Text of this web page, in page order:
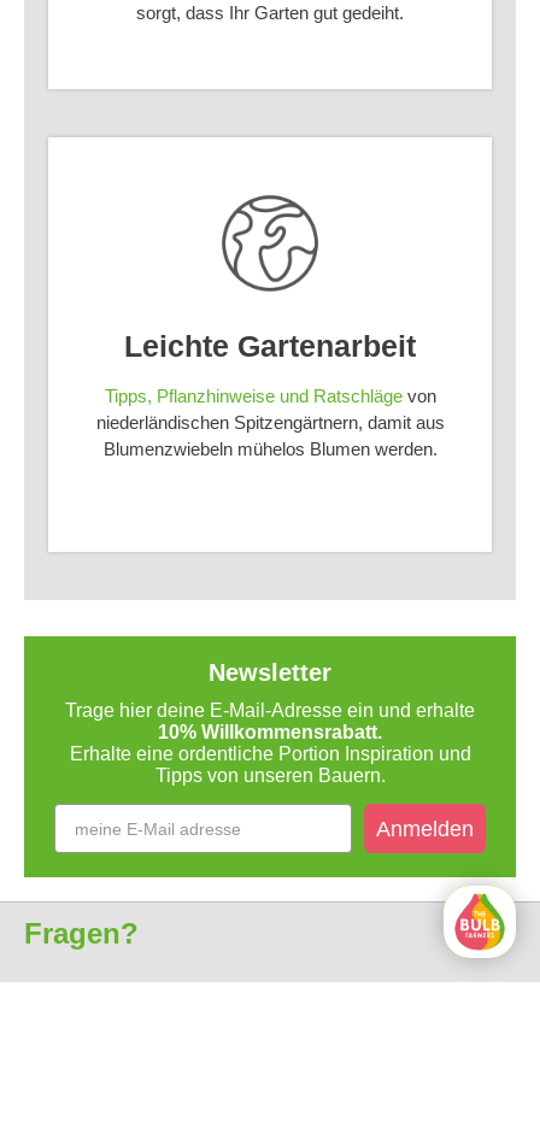
sorgt, dass Ihr Garten gut gedeiht.
Leichte Gartenarbeit
Tipps, Pflanzhinweise und Ratschlägevon
niederländischen Spitzengärtnern, damit aus
Blumenzwiebeln mühelos Blumen werden.
Newsletter
Trage hier deine E-Mail-Adresse ein und erhalte
10% Willkommensrabatt.
Erhalte eine ordentliche Portion Inspiration und
Tipps von unseren Bauern.
Anmelden
Fragen?